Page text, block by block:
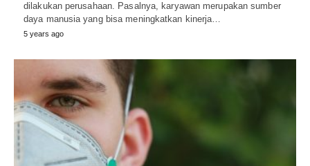
dilakukan perusahaan. Pasalnya, karyawan merupakan sumber
daya manusia yang bisa meningkatkan kinerja…
5 years ago